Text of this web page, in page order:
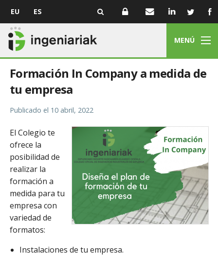
EU ES
MENÚ
Formación In Company a medida de
tu empresa
Publicado el 10 abril, 2022
El Colegio te
ofrece la
posibilidad de
realizar la
formación a
medida para tu
empresa con
variedad de
formatos:
Instalaciones de tu empresa.